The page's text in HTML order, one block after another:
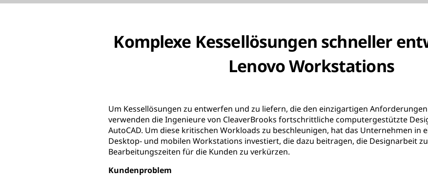
Komplexe Kessellösungen schneller
Lenovo Workstations
Um Kessellösungen zu entwerfen und zu liefern, die den einzigartigen
verwenden die Ingenieure von CleaverBrooks fortschrittliche computergestützte
AutoCAD. Um diese kritischen Workloads zu beschleunigen, hat das Unternehmen in
Desktop- und mobilen Workstations investiert, die dazu beitragen, die Designarbeit
Bearbeitungszeiten für die Kunden zu verkürzen.
Kundenproblem